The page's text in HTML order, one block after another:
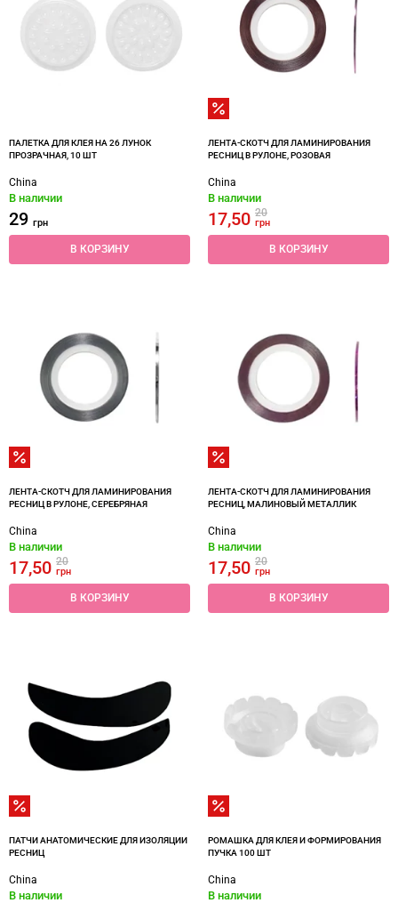
ПАЛЕТКА ДЛЯ КЛЕЯ НА 26 ЛУНОК
ПРОЗРАЧНАЯ, 10 ШТ
China
В наличии
29 грн
В КОРЗИНУ
ЛЕНТА-СКОТЧ ДЛЯ ЛАМИНИРОВАНИЯ
РЕСНИЦ В РУЛОНЕ, РОЗОВАЯ
China
В наличии
17,50 20
грн
В КОРЗИНУ
ЛЕНТА-СКОТЧ ДЛЯ ЛАМИНИРОВАНИЯ
РЕСНИЦ В РУЛОНЕ, СЕРЕБРЯНАЯ
China
В наличии
17,50 20
грн
В КОРЗИНУ
ЛЕНТА-СКОТЧ ДЛЯ ЛАМИНИРОВАНИЯ
РЕСНИЦ, МАЛИНОВЫЙ МЕТАЛЛИК
China
В наличии
17,50 20
грн
В КОРЗИНУ
ПАТЧИ АНАТОМИЧЕСКИЕ ДЛЯ ИЗОЛЯЦИИ
РЕСНИЦ
China
В наличии
РОМАШКА ДЛЯ КЛЕЯ И ФОРМИРОВАНИЯ
ПУЧКА 100 ШТ
China
В наличии